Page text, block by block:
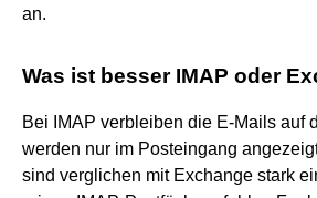
an.
Was ist besser IMAP oder
Bei IMAP verbleiben die E-Mails auf
werden nur im Posteingang
sind verglichen mit Exchange stark